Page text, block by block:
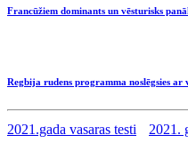
Francūžiem dominants un vēsturisks
Regbija rudens programma noslēgsies
2021.gada vasaras testi 2021.